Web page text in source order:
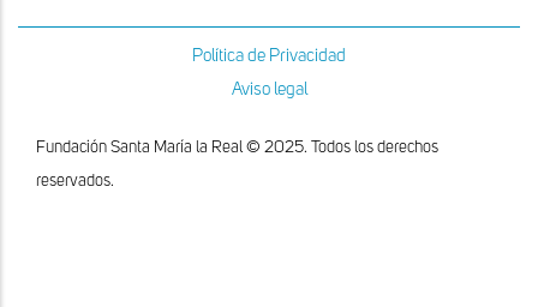
Política de Privacidad
Aviso legal
Fundación Santa María la Real © 2025. Todos los derechos
reservados.